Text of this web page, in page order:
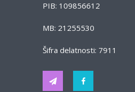
PIB: 109856612
MB: 21255530
Šifra delatnosti: 7911